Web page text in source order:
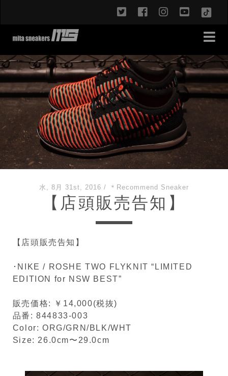
twitterfacebookinstagram
水, 8月 31st, 2016 / ＊Recommend Sneaker
【店頭販売告知】
【店頭販売告知】
･NIKE / ROSHE TWO FLYKNIT “LIMITED
EDITION for NSW BEST”
販売価格: ￥14,000(税抜)
品番: 844833-003
Color: ORG/GRN/BLK/WHT
Size: 26.0cm〜29.0cm